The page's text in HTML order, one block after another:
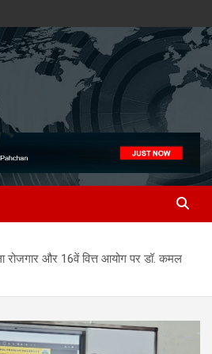
रोजगार और 16वें वित्त आयोग पर डॉ. कमल